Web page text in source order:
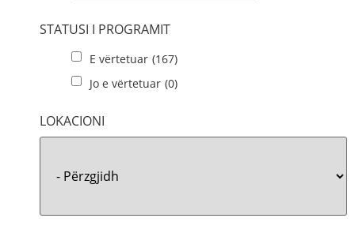
STATUSI I PROGRAMIT
E vërtetuar (167)
Jo e vërtetuar (0)
LOKACIONI